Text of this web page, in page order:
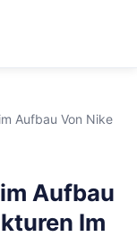
Aufbau Von Nike
Aufbau
Im